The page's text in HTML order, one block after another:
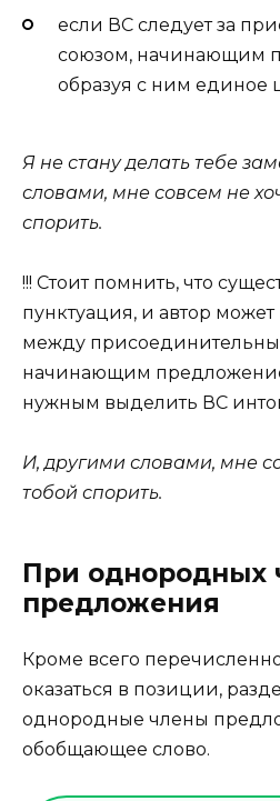
если ВС следует за
союзом, начинающим
образуя с ним единое
Я не стану делать тебе
словами, мне совсем не
спорить.
!!! Стоит помнить, что
пунктуация, и автор может
между
начинающим
нужным выделить ВС
И, другими словами, мне
тобой спорить.
При однородных
предложения
Кроме всего
оказаться в позиции,
однородные члены
обобщающее слово.